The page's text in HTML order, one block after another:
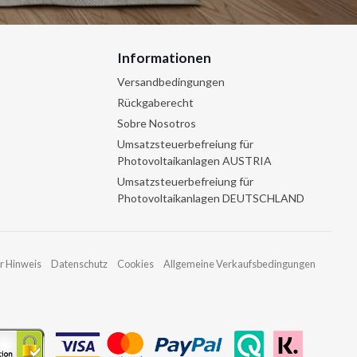
Informationen
Versandbedingungen
Rückgaberecht
Sobre Nosotros
Umsatzsteuerbefreiung für
Photovoltaikanlagen AUSTRIA
Umsatzsteuerbefreiung für
Photovoltaikanlagen DEUTSCHLAND
Hinweis Datenschutz Cookies Allgemeine Verkaufsbedingungen